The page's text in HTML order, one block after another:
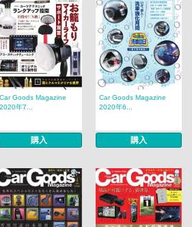
Car Goods Magazine
2020年7...
購入
Car Goods Magazine
2020年6...
購入